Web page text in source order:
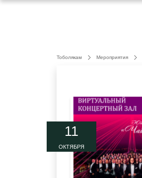
Тоболякам Мероприятия
11
ОКТЯБРЯ